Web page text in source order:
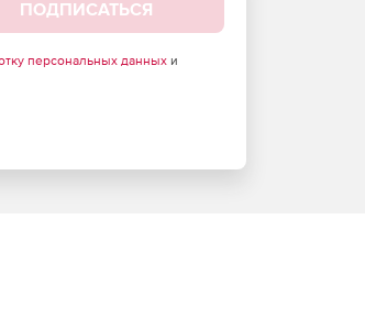
ПОДПИСАТЬСЯ
персональных данныхи